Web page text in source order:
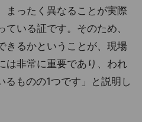
まったく異なることが実際
いる証です。そのため、
きるかということが、現場
は非常に重要であり、われ
ものの1つです」と説明し